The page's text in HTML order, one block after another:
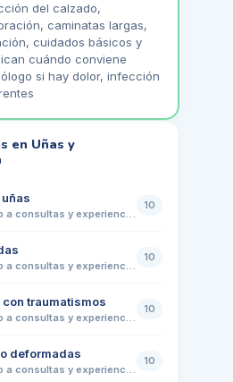
del calzado,
caminatas largas,
cuidados básicos y
cuándo conviene
si hay dolor, infección
en Uñas y
Subforo dedicado a consultas y experiencias sobre hongos en las uñas de los pies. Comparte dudas sobre cambios de color, engrosamiento, fragilidad, mal aspecto, molestias con el calzado, prevención de contagios, higiene, tratamientos habituales y señales que indican cuándo conviene acudir a un podólogo o dermatólogo.
10
Subforo dedicado a consultas y experiencias sobre uñas encarnadas en pies. Comparte dudas sobre dolor en los bordes de la uña, inflamación, enrojecimiento, molestias al caminar, presión del calzado, corte correcto de las uñas, prevención de recaídas y señales que indican cuándo conviene acudir a un podólogo
10
traumatismos
Subforo dedicado a consultas y experiencias sobre uñas negras, golpes y traumatismos en las uñas de los pies. Comparte dudas sobre cambios de color, dolor, presión del calzado, pérdida parcial de la uña, hematomas, cuidados básicos, prevención en deporte o caminatas largas y señales que indican cuándo conviene acudir a un podólogo o dermatólogo.
10
deformadas
Subforo dedicado a consultas y experiencias sobre uñas engrosadas, deformadas o con crecimiento irregular. Comparte dudas sobre cambios de forma, grosor, color, molestias con el calzado, posibles causas, cuidados básicos, corte seguro, relación con hongos o traumatismos y señales que indican cuándo conviene acudir a un podólogo o dermatólogo.
10